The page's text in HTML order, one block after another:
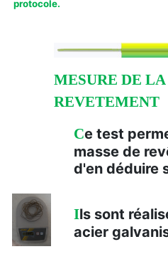
protocole.
MESURE DE
REVETEMENT
Ce test
masse de
d'en déduire
Ils sont
acier